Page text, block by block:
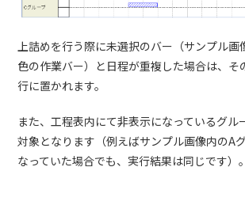
上詰めを行う際に未選択のバー（サンプル画
色の作業バー）と日程が重複した場合は、そ
行に置かれます。
また、工程表内にて非表示になっているグル
対象となります（例えばサンプル画像内のA
なっていた場合でも、実行結果は同じです）。